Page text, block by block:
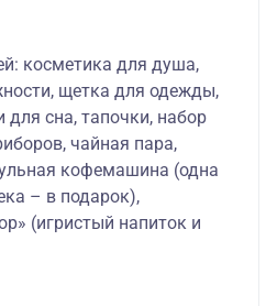
косметика для душа,
щетка для одежды,
сна, тапочки, набор
чайная пара,
кофемашина (одна
– в подарок),
(игристый напиток и